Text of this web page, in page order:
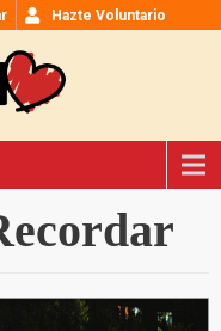
Hazte Voluntario